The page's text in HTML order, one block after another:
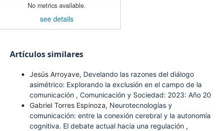
No metrics available.
see details
Artículos similares
Jesús Arroyave, Develando las razones del diálogo
asimétrico: Explorando la exclusión en el campo de la
comunicación , Comunicación y Sociedad: 2023: Año 20
Gabriel Torres Espinoza, Neurotecnologías y
comunicación: entre la conexión cerebral y la autonomía
cognitiva. El debate actual hacia una regulación ,